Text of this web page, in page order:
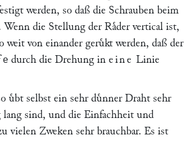
werden, so daß die Schrauben beim
die Stellung der Raͤder vertical ist,
von einander geruͤkt werden, daß der
e durch die Drehung in eine Linie
uͤbt selbst ein sehr duͤnner Draht sehr
lang sind, und die Einfachheit und
vielen Zweken sehr brauchbar. Es ist